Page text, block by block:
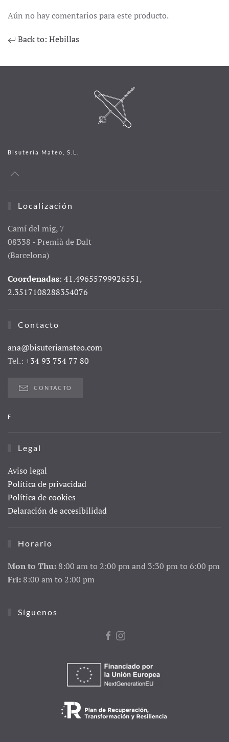
Aún no hay comentarios para este producto.
Back to: Hebillas
Bisutería Mateo, S.L.
Localización
Camí del mig, 7
08338 - Premià de Dalt
(Barcelona)
Coordenadas: 41.49655799926551,
2.3517108288354076
Contacto
ana@bisuteriamateo.com
Tel.: +34 93 754 77 80
CONTACTO
F
Legal
Aviso legal
Política de privacidad
Política de cookies
Delaración de accesibilidad
Horario
Mon to Thu: 8:00 am to 2:00 pm and 3:30 pm to 6:00 pm
Fri: 8:00 am to 2:00 pm
Síguenos